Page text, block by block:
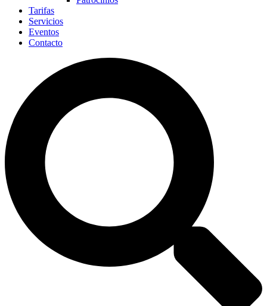
Tarifas
Servicios
Eventos
Contacto